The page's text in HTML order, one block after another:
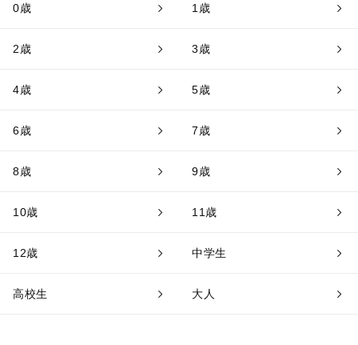
0歳 1歳
2歳 3歳
4歳 5歳
6歳 7歳
8歳 9歳
10歳 11歳
12歳 中学生
高校生 大人